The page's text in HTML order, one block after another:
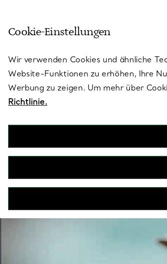
Cookie-Einstellungen
Wir verwenden Cookies und ähnliche
Website-Funktionen zu erhöhen, Ihre
Werbung zu zeigen. Um mehr über
Richtlinie.